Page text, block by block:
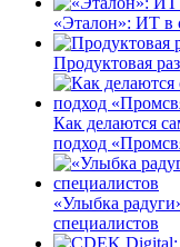
«Эталон»: ИТ в
Продуктовая
Как делаются
подход
«Улыбка
специалистов